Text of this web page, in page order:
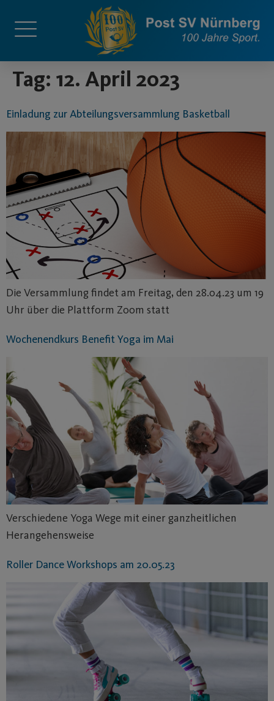
Tag: 12. April 2023
Einladung zur Abteilungsversammlung Basketball
Die Versammlung findet am Freitag, den 28.04.23 um 19
Uhr über die Plattform Zoom statt
Wochenendkurs Benefit Yoga im Mai
Verschiedene Yoga Wege mit einer ganzheitlichen
Herangehensweise
Roller Dance Workshops am 20.05.23